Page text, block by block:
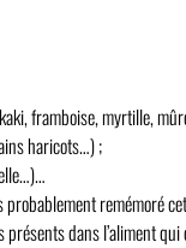
framboise, myrtille,
haricots…) ;
remémoré
dans l’aliment